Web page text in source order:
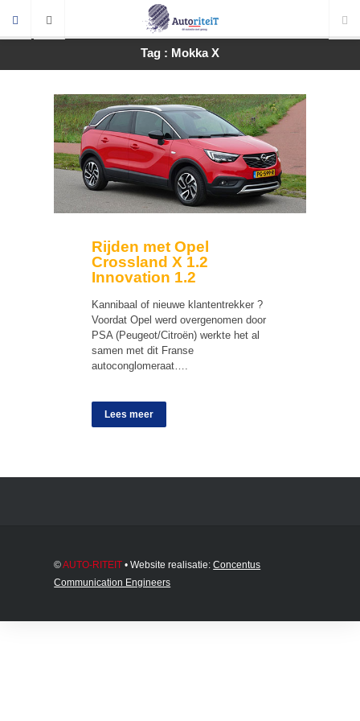
Tag : Mokka X
Rijden met Opel
Crossland X 1.2
Innovation 1.2
Kannibaal of nieuwe klantentrekker ?
Voordat Opel werd overgenomen door
PSA (Peugeot/Citroën) werkte het al
samen met dit Franse
autoconglomeraat….
Lees meer
©AUTO-RITEIT • Website realisatie:Concentus
Communication Engineers